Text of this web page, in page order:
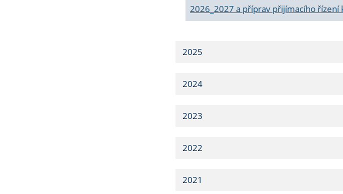
2026_2027 a příprav přijímacího
2025
2024
2023
2022
2021